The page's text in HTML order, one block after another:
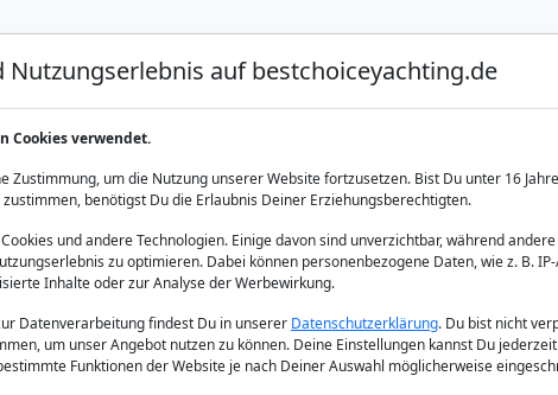
Luxus Yacht Charter Yacht Charter Yacht Verkauf
Nutzungserlebnis auf bestchoiceyachting.de
Cookies verwendet.
Zustimmung, um die Nutzung unserer Website fortzusetzen. Bist Du unter 16
benötigst Du die Erlaubnis Deiner Erziehungsberechtigten.
und andere Technologien. Einige davon sind unverzichtbar, während
zu optimieren. Dabei können personenbezogene Daten, wie z. B.
Inhalte oder zur Analyse der Werbewirkung.
Datenverarbeitung findest Du in unserer Datenschutzerklärung. Du bist nicht
um unser Angebot nutzen zu können. Deine Einstellungen kannst Du
Funktionen der Website je nach Deiner Auswahl möglicherweise